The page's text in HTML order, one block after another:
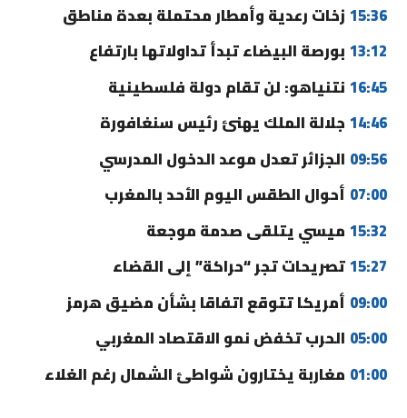
15:36 زخات رعدية وأمطار محتملة بعدة مناطق
13:12 بورصة البيضاء تبدأ تداولاتها بارتفاع
16:45 نتنياهو: لن تقام دولة فلسطينية
14:46 جلالة الملك يهنئ رئيس سنغافورة
09:56 الجزائر تعدل موعد الدخول المدرسي
07:00 أحوال الطقس اليوم الأحد بالمغرب
15:32 ميسي يتلقى صدمة موجعة
15:27تصريحات تجر “حراكة” إلى القضاء
09:00 أمريكا تتوقع اتفاقا بشأن مضيق هرمز
05:00 الحرب تخفض نمو الاقتصاد المغربي
01:00 مغاربة يختارون شواطئ الشمال رغم الغلاء